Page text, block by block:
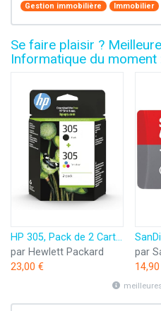
Gestion immobilière Immobilier
Se faire plaisir ?
Informatique du moment
HP 305, Pack de 2 Cartouches d’Encre Originales, 6ZD17AE, Noir, Cyan, Jaune, Magenta
par Hewlett Packard
23,00 €
par